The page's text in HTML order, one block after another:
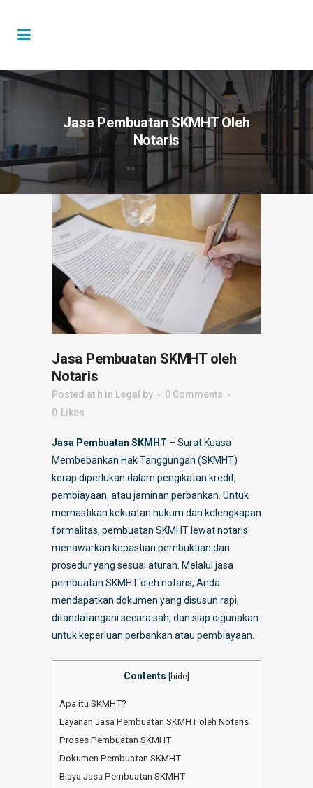
Jasa Pembuatan SKMHT Oleh
Notaris
Jasa Pembuatan SKMHT oleh
Notaris
Posted at h in Legal by
0 Comments
0 Likes
Jasa Pembuatan SKMHT – Surat Kuasa
Membebankan Hak Tanggungan (SKMHT)
kerap diperlukan dalam pengikatan kredit,
pembiayaan, atau jaminan perbankan. Untuk
memastikan kekuatan hukum dan kelengkapan
formalitas, pembuatan SKMHT lewat notaris
menawarkan kepastian pembuktian dan
prosedur yang sesuai aturan. Melalui jasa
pembuatan SKMHT oleh notaris, Anda
mendapatkan dokumen yang disusun rapi,
ditandatangani secara sah, dan siap digunakan
untuk keperluan perbankan atau pembiayaan.
Contents hide
Apa itu SKMHT?
Layanan Jasa Pembuatan SKMHT oleh Notaris
Proses Pembuatan SKMHT
Dokumen Pembuatan SKMHT
Biaya Jasa Pembuatan SKMHT